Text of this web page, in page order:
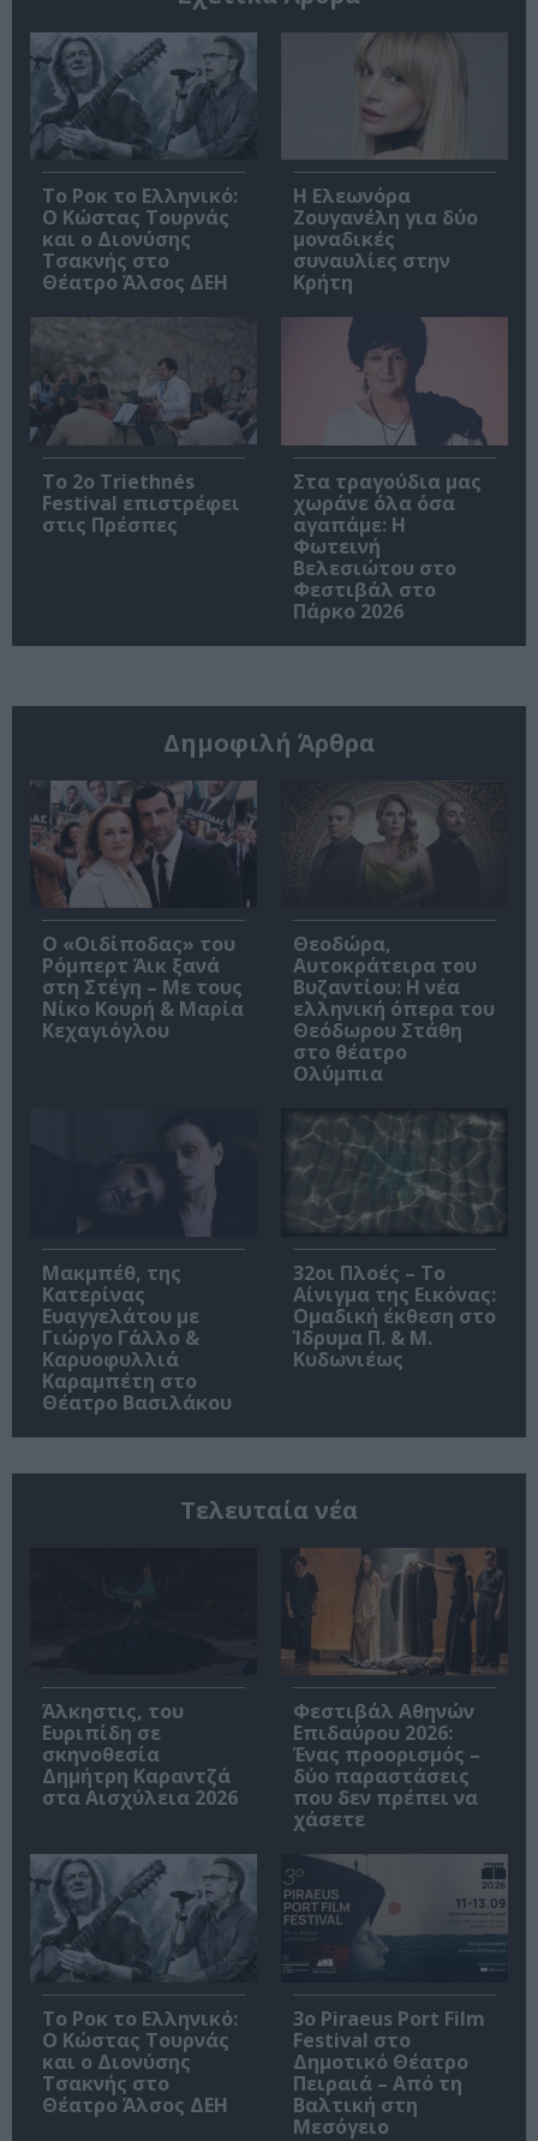
Το Ροκ το Ελληνικό:
Ο Κώστας Τουρνάς
και ο Διονύσης
Τσακνής στο
Θέατρο Άλσος ΔΕΗ
Η Ελεωνόρα
Ζουγανέλη για δύο
μοναδικές
συναυλίες στην
Κρήτη
Το 2ο Triethnés
Festival επιστρέφει
στις Πρέσπες
Στα τραγούδια μας
χωράνε όλα όσα
αγαπάμε: Η
Φωτεινή
Βελεσιώτου στο
Φεστιβάλ στο
Πάρκο 2026
Δημοφιλή Άρθρα
O «Οιδίποδας» του
Ρόμπερτ Άικ ξανά
στη Στέγη – Με τους
Νίκο Κουρή & Μαρία
Κεχαγιόγλου
Θεοδώρα,
Αυτοκράτειρα του
Βυζαντίου: Η νέα
ελληνική όπερα του
Θεόδωρου Στάθη
στο θέατρο
Ολύμπια
Μακμπέθ, της
Κατερίνας
Ευαγγελάτου με
Γιώργο Γάλλο &
Καρυοφυλλιά
Καραμπέτη στο
Θέατρο Βασιλάκου
32οι Πλοές – Το
Αίνιγμα της Εικόνας:
Ομαδική έκθεση στο
Ίδρυμα Π. & Μ.
Κυδωνιέως
Τελευταία νέα
Άλκηστις, του
Ευριπίδη σε
σκηνοθεσία
Δημήτρη Καραντζά
στα Αισχύλεια 2026
Φεστιβάλ Αθηνών
Επιδαύρου 2026:
Ένας προορισμός –
δύο παραστάσεις
που δεν πρέπει να
χάσετε
Το Ροκ το Ελληνικό:
Ο Κώστας Τουρνάς
και ο Διονύσης
Τσακνής στο
Θέατρο Άλσος ΔΕΗ
3o Piraeus Port Film
Festival στο
Δημοτικό Θέατρο
Πειραιά – Από τη
Βαλτική στη
Μεσόγειο